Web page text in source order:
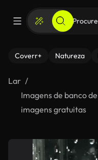
Coverr+ Natureza
Lar
Imagens de banco de
imagens gratuitas